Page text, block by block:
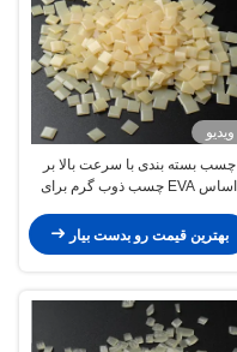
ویدیو
چسب بسته بندی با سرعت بالا بر
اساس EVA چسب ذوب گرم برای
بهترین قیمت رو بدست بیار